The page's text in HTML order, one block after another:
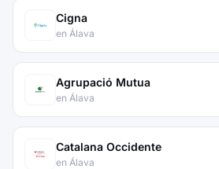
Cigna
en Álava
Agrupació Mutua
en Álava
Catalana Occidente
en Álava